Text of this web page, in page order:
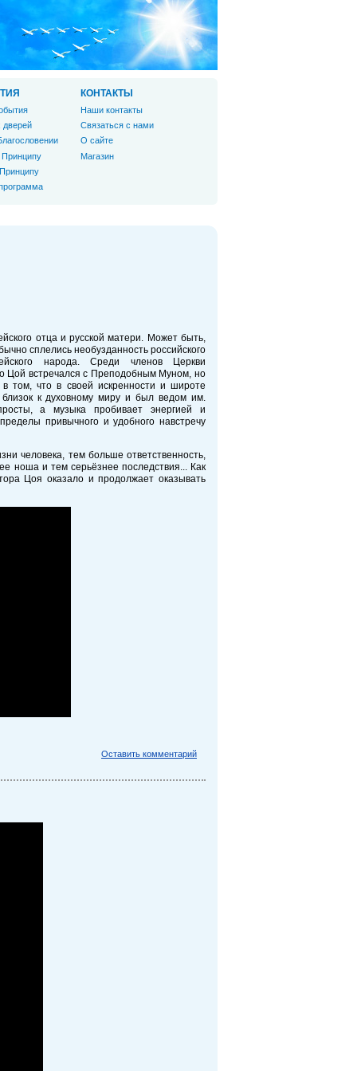
отца и русской матери. Может быть,
сплелись необузданность российского
народа. Среди членов Церкви
Цой встречался с Преподобным Муном, но
том, что в своей искренности и широте
к духовному миру и был ведом им.
а музыка пробивает энергией и
привычного и удобного навстречу
человека, тем больше ответственность,
ноша и тем серьёзнее последствия... Как
Цоя оказало и продолжает оказывать
Оставить комментарий
дверей
КОНТАКТЫ
Наши контакты
Связаться с нами
О сайте
Магазин